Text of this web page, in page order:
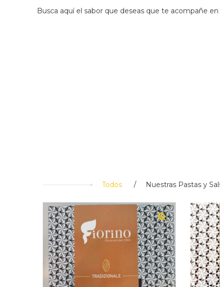
Busca aquí el sabor que deseas que te acompañe
Todos Nuestras Pastas y